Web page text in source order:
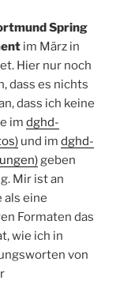
Spring
im März in
Hier nur noch
dass es nichts
dass ich keine
im dghd-
und im dghd-
geben
Mir ist an
als eine
Formaten das
wie ich in
von